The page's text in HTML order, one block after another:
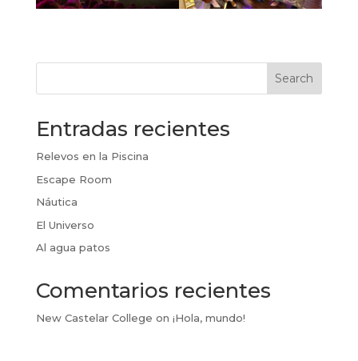
Search
Entradas recientes
Relevos en la Piscina
Escape Room
Náutica
El Universo
Al agua patos
Comentarios recientes
New Castelar College on ¡Hola, mundo!